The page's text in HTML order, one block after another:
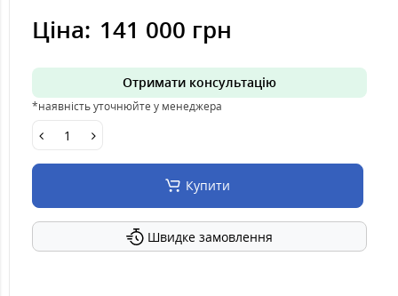
Ціна: 141 000 грн
Отримати консультацію
*наявність уточнюйте у менеджера
Купити
Швидке замовлення